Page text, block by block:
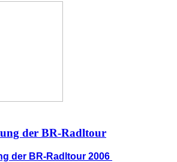
der BR-Radltour
der BR-Radltour 2006